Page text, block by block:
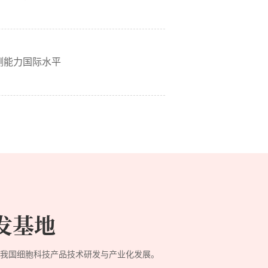
能力国际水平
基地
国细胞科技产品技术研发与产业化发展。